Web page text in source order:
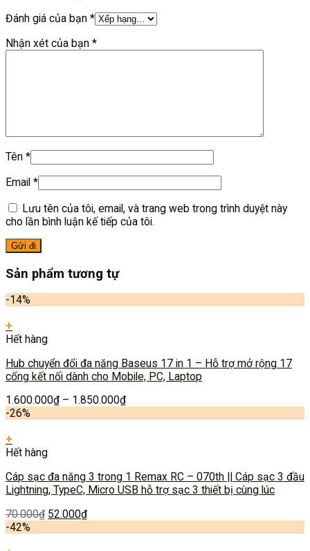
Đánh giá của bạn *
Nhận xét của bạn *
Tên *
Email *
Lưu tên của tôi, email, và trang web trong trình duyệt này
cho lần bình luận kế tiếp của tôi.
Sản phẩm tương tự
-14%
+
Hết hàng
Hub chuyển đổi đa năng Baseus 17 in 1 – Hỗ trợ mở rộng 17
cổng kết nối dành cho Mobile, PC, Laptop
1.600.000₫ – 1.850.000₫
-26%
+
Hết hàng
Cáp sạc đa năng 3 trong 1 Remax RC – 070th || Cáp sạc 3 đầu
Lightning, TypeC, Micro USB hỗ trợ sạc 3 thiết bị cùng lúc
70.000₫ 52.000₫
-42%